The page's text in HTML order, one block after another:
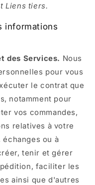
Liens tiers.
informations
des Services. Nous
pour vous
le contrat que
notamment pour
vos commandes,
relatives à votre
ou à
tenir et gérer
faciliter les
ainsi que d'autres